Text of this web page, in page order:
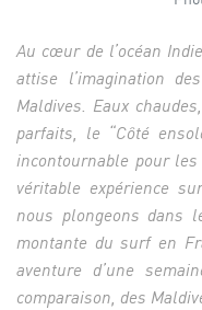
Au cœur de l’océan
attise l’imagination
Maldives. Eaux
parfaits, le “Côté
incontournable pour
véritable expérience
nous plongeons dans
montante du surf en
aventure d’une
comparaison, des